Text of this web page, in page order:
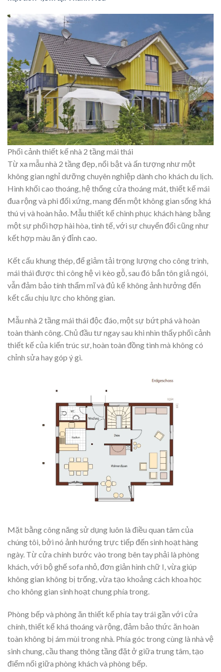
Phối cảnh thiết kế nhà 2 tầng mái thái
Từ xa mẫu nhà 2 tầng đẹp, nổi bật và ấn tượng như một
không gian nghỉ dưỡng chuyên nghiệp dành cho khách du lịch.
Hình khối cao thoáng, hệ thống cửa thoáng mát, thiết kế mái
đua rộng và phi đối xứng, mang đến một không gian sống khá
thú vị và hoàn hảo. Mẫu thiết kế chinh phục khách hàng bằng
một sự phối hợp hài hòa, tinh tế, với sự chuyển đổi cũng như
kết hợp màu ăn ý đỉnh cao.
Kết cấu khung thép, để giảm tải trọng lượng cho công trình,
mái thái được thi công hệ vì kèo gỗ, sau đó bắn tôn giả ngói,
vẫn đảm bảo tính thẩm mĩ và đủ kể không ảnh hưởng đến
kết cấu chịu lực cho không gian.
Mẫu nhà 2 tầng mái thái độc đáo, một sự bứt phá và hoàn
toàn thành công. Chủ đầu tư ngay sau khi nhìn thấy phối cảnh
thiết kế của kiến trúc sư, hoàn toàn đồng tình mà không có
chỉnh sửa hay góp ý gì.
Mặt bằng công năng sử dụng luôn là điều quan tâm của
chúng tôi, bởi nó ảnh hướng trực tiếp đến sinh hoạt hàng
ngày. Từ cửa chính bước vào trong bên tay phải là phòng
khách, với bộ ghế sofa nhỏ, đơn giản hình chữ I, vừa giúp
không gian không bị trống, vừa tạo khoảng cách khoa học
cho không gian sinh hoạt chung phía trong.
Phòng bếp và phòng ăn thiết kế phía tay trái gần với cửa
chính, thiết kế khá thoáng và rộng, đảm bảo thức ăn hoàn
toàn không bị ám mùi trong nhà. Phía góc trong cùng là nhà vệ
sinh chung, cầu thang thông tầng đặt ở giữa trung tâm, tạo
điểm nối giữa phòng khách và phòng bếp.